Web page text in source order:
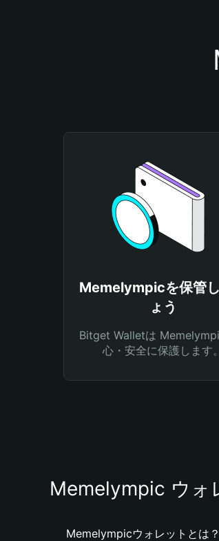
Memelympicを保管
ょう
Bitget Walletは
心・安全に保護します。
Memelympic ウォ
Memelympicウォレットとは？